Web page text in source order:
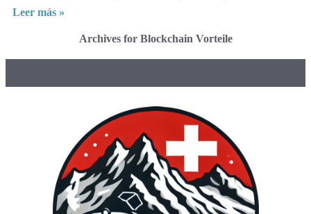
Leer más »
Archives for Blockchain Vorteile